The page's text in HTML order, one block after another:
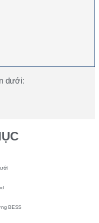
dưới:
BESS